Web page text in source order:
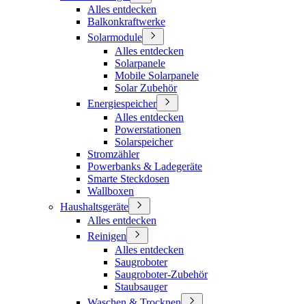
Alles entdecken
Balkonkraftwerke
Solarmodule
Alles entdecken
Solarpanele
Mobile Solarpanele
Solar Zubehör
Energiespeicher
Alles entdecken
Powerstationen
Solarspeicher
Stromzähler
Powerbanks & Ladegeräte
Smarte Steckdosen
Wallboxen
Haushaltsgeräte
Alles entdecken
Reinigen
Alles entdecken
Saugroboter
Saugroboter-Zubehör
Staubsauger